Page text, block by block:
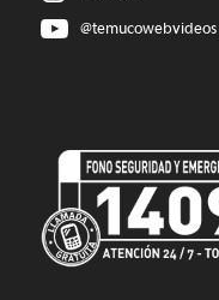
@temucowebvideos